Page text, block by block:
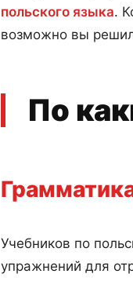
польского языка.
возможно вы
По
Учебников по
упражнений для